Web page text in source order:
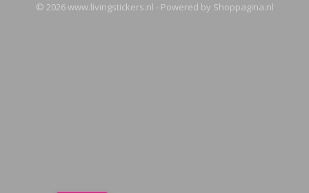
© 2026 www.livingstickers.nl - Powered by Shoppagina.nl